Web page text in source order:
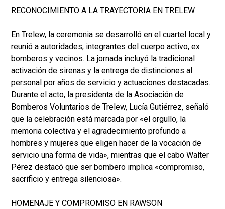
RECONOCIMIENTO A LA TRAYECTORIA EN TRELEW
En Trelew, la ceremonia se desarrolló en el cuartel local y
reunió a autoridades, integrantes del cuerpo activo, ex
bomberos y vecinos. La jornada incluyó la tradicional
activación de sirenas y la entrega de distinciones al
personal por años de servicio y actuaciones destacadas.
Durante el acto, la presidenta de la Asociación de
Bomberos Voluntarios de Trelew, Lucía Gutiérrez, señaló
que la celebración está marcada por «el orgullo, la
memoria colectiva y el agradecimiento profundo a
hombres y mujeres que eligen hacer de la vocación de
servicio una forma de vida», mientras que el cabo Walter
Pérez destacó que ser bombero implica «compromiso,
sacrificio y entrega silenciosa».
HOMENAJE Y COMPROMISO EN RAWSON